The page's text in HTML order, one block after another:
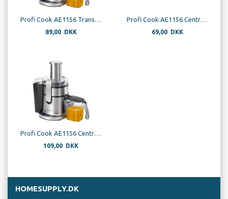
Profi Cook AE1156 Transparent Juicer Låg
89,00 DKK
Profi Cook AE1156 Centrifugalsigte
69,00 DKK
Profi Cook AE1156 Centrifugalbase
109,00 DKK
HOMESUPPLY.DK